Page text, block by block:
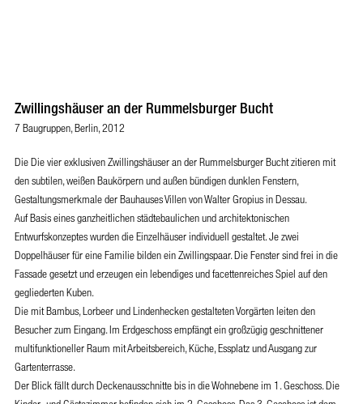
Zwillingshäuser an der Rummelsburger Bucht
7 Baugruppen, Berlin, 2012
Die Die vier exklusiven Zwillingshäuser an der Rummelsburger Bucht zitieren mit
den subtilen, weißen Baukörpern und außen bündigen dunklen Fenstern,
Gestaltungsmerkmale der Bauhauses Villen von Walter Gropius in Dessau.
Auf Basis eines ganzheitlichen städtebaulichen und architektonischen
Entwurfskonzeptes wurden die Einzelhäuser individuell gestaltet. Je zwei
Doppelhäuser für eine Familie bilden ein Zwillingspaar. Die Fenster sind frei in die
Fassade gesetzt und erzeugen ein lebendiges und facettenreiches Spiel auf den
gegliederten Kuben.
Die mit Bambus, Lorbeer und Lindenhecken gestalteten Vorgärten leiten den
Besucher zum Eingang. Im Erdgeschoss empfängt ein großzügig geschnittener
multifunktioneller Raum mit Arbeitsbereich, Küche, Essplatz und Ausgang zur
Gartenterrasse.
Der Blick fällt durch Deckenausschnitte bis in die Wohnebene im 1. Geschoss. Die